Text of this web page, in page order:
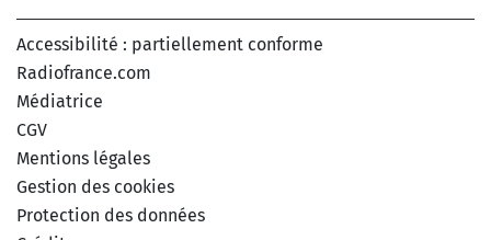
Accessibilité : partiellement conforme
Radiofrance.com
Médiatrice
CGV
Mentions légales
Gestion des cookies
Protection des données